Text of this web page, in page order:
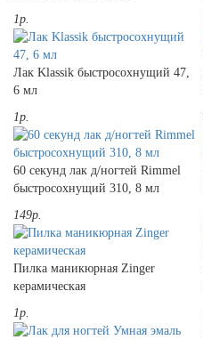
1р.
Лак Klassik быстросохнущий 47,
6 мл
1р.
60 секунд лак д/ногтей Rimmel
быстросохнущий 310, 8 мл
149р.
Пилка маникюрная Zinger
керамическая
1р.